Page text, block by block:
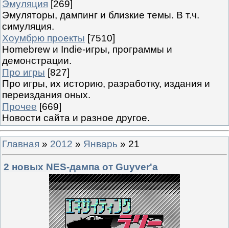
Эмуляция [269]
Эмуляторы, дампинг и близкие темы. В т.ч.
симуляция.
Хоумбрю проекты [7510]
Homebrew и Indie-игры, программы и
демонстрации.
Про игры [827]
Про игры, их историю, разработку, издания и
переиздания оных.
Прочее [669]
Новости сайта и разное другое.
Главная » 2012 » Январь » 21
2 новых NES-дампа от Guyver'а